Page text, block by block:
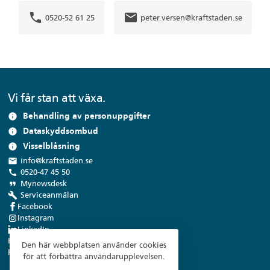
phone 0520-52 61 25 mail peter.versen@kraftstaden.se
Vi får stan att växa.
info Behandling av personuppgifter
info Dataskyddsombud
info Visselblåsning
local_post_office info@kraftstaden.se
call 0520-47 45 50
format_quote Mynewsdesk
build Serviceanmälan
Facebook
Instagram
LinkedIn
Kraftstaden Fastigheter Trollhättan AB
Flygfältsvägen 9, 461 38 Trollhättan
Den här webbplatsen använder cookies
för att förbättra användarupplevelsen.